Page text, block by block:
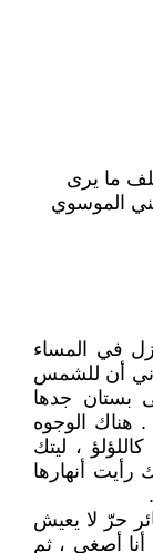
ما يرى
الموسوي
في المساء
أن للشمس
بستان جدها
. هناك الوجوه
، ليتك
أنهارها
حرّ لا يعيش
أنا أصغي ، ثم